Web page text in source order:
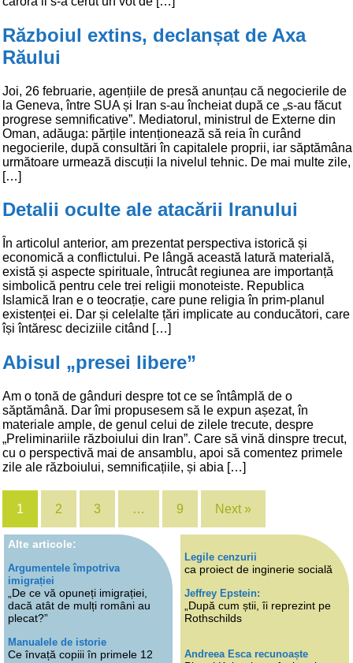
Războiul extins, declanșat de Axa
Răului
Joi, 26 februarie, agențiile de presă anunțau că negocierile de
la Geneva, între SUA și Iran s-au încheiat după ce „s-au făcut
progrese semnificative”. Mediatorul, ministrul de Externe din
Oman, adăuga: părțile intenționează să reia în curând
negocierile, după consultări în capitalele proprii, iar săptămâna
următoare urmează discuții la nivelul tehnic. De mai multe zile,
[…]
Detalii oculte ale atacării Iranului
În articolul anterior, am prezentat perspectiva istorică și
economică a conflictului. Pe lângă această latură materială,
există și aspecte spirituale, întrucât regiunea are importanță
simbolică pentru cele trei religii monoteiste. Republica
Islamică Iran e o teocrație, care pune religia în prim-planul
existenței ei. Dar și celelalte țări implicate au conducători, care
își întăresc deciziile citând […]
Abisul „presei libere”
Am o tonă de gânduri despre tot ce se întâmplă de o
săptămână. Dar îmi propusesem să le expun așezat, în
materiale ample, de genul celui de zilele trecute, despre
„Preliminariile războiului din Iran”. Care să vină dinspre trecut,
cu o perspectivă mai de ansamblu, apoi să comentez primele
zile ale războiului, semnificațiile, și abia […]
1 2 3 … 9 Next »
Alte articole:
Argumentele împotriva
imigrației
„De ce vă opuneți imigrației,
dacă atât de mulți români au
plecat?”
Manualele de istorie
Ce învață copiii în primele 12
Legile cenzurii
ca proiect de inginerie socială
Jeffrey Epstein:
„După cum știi, îi reprezint pe
Rothschilds
Andreea Esca recunoaște